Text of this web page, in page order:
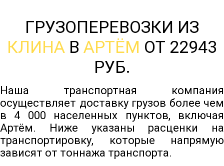
ГРУЗОПЕРЕВОЗКИ ИЗ
КЛИНА В АРТЁМ ОТ 22943
РУБ.
Наша транспортная компания
осуществляет доставку грузов более чем
в 4 000 населенных пунктов, включая
Артём. Ниже указаны расценки на
транспортировку, которые напрямую
зависят от тоннажа транспорта.